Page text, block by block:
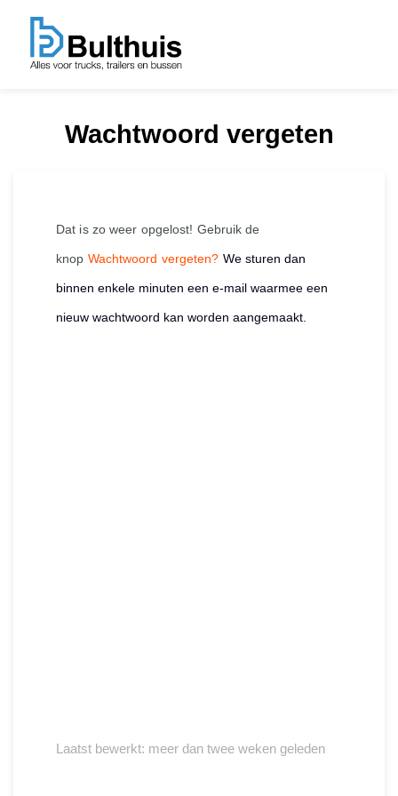
Wachtwoord vergeten
Dat is zo weer opgelost! Gebruik de
knop Wachtwoord vergeten? We sturen dan
binnen enkele minuten een e-mail waarmee een
nieuw wachtwoord kan worden aangemaakt.
Laatst bewerkt: meer dan twee weken geleden